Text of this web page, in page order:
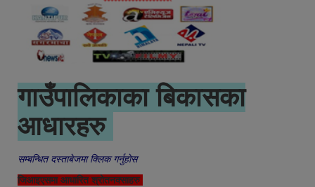
गाउँपालिकाका बिकासका
आधारहरु
सम्बन्धित दस्ताबेजमा क्लिक गर्नुहोस
जिआइएसमा आधारित श्रोतनक्साहरु